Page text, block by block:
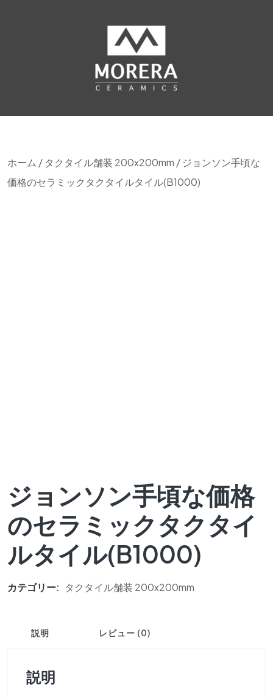
ホーム / タクタイル舗装 200x200mm / ジョンソン手頃な
価格のセラミックタクタイルタイル(B1000)
ジョンソン手頃な価格
のセラミックタクタイ
ルタイル(B1000)
カテゴリー: タクタイル舗装 200x200mm
説明 レビュー (0)
説明